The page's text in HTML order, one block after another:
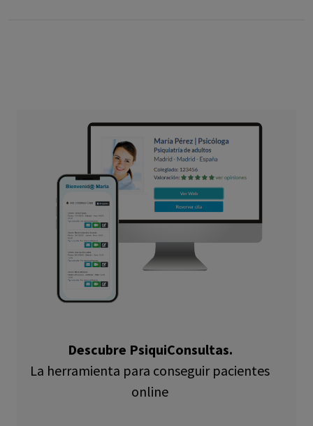
Descubre PsiquiConsultas.
La herramienta para conseguir pacientes
online